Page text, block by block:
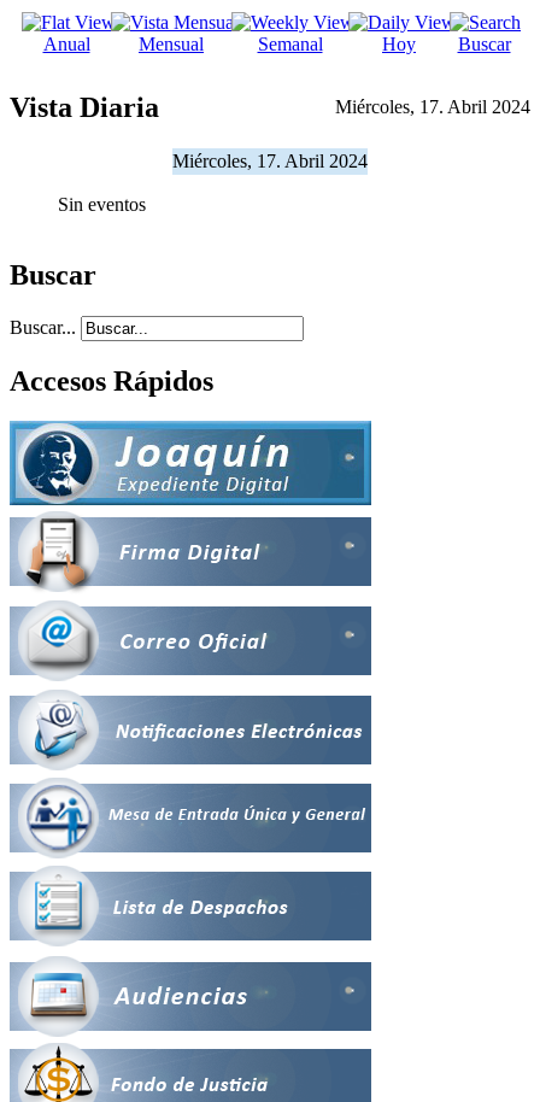
Anual Mensual Semanal Hoy Buscar
Vista Diaria Miércoles, 17. Abril 2024
Miércoles, 17. Abril 2024
Sin eventos
Buscar
Buscar...
Accesos Rápidos